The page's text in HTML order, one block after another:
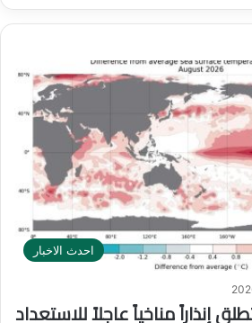
احدث الاخبار
إنذاراً مناخياً عاجلاً للاستعداد